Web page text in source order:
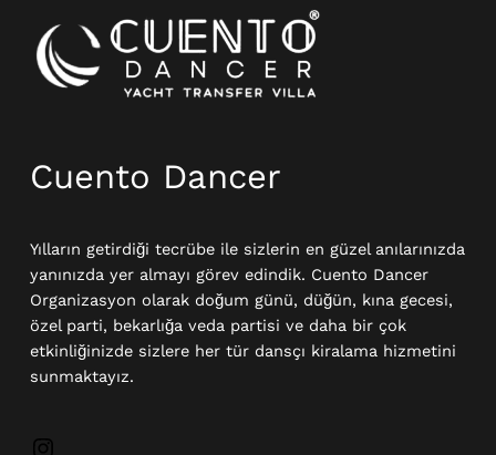
Cuento Dancer
Yılların getirdiği tecrübe ile sizlerin en güzel anılarınızda
yanınızda yer almayı görev edindik. Cuento Dancer
Organizasyon olarak doğum günü, düğün, kına gecesi,
özel parti, bekarlığa veda partisi ve daha bir çok
etkinliğinizde sizlere her tür dansçı kiralama hizmetini
sunmaktayız.
Instagram